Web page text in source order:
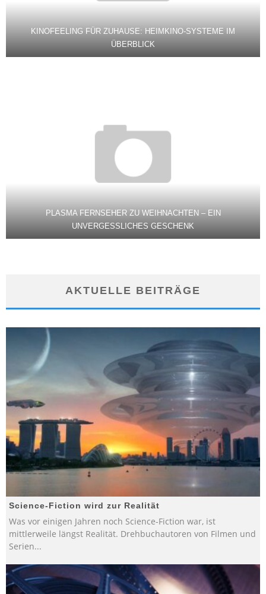
KINOFEELING FÜR ZUHAUSE: HEIMKINO-SYSTEME IM
ÜBERBLICK
PLASMA FERNSEHER ZU WEIHNACHTEN – EIN
UNVERGESSLICHES GESCHENK
AKTUELLE BEITRÄGE
Science-Fiction wird zur Realität
Was vor einigen Jahren noch Science-Fiction war, ist
mittlerweile längst Realität. Drehbuchautoren von Filmen und
Serien...